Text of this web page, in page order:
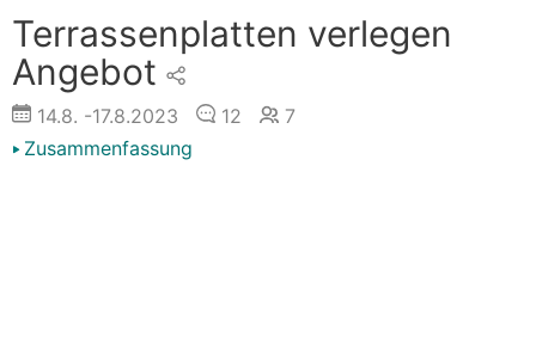
Terrassenplatten verlegen
Angebot
14.8. -17.8.2023 12
7
Zusammenfassung